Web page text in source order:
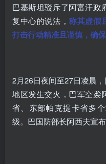
巴基斯坦驳斥了阿富汗政
复中心的说法，称其虚假
打击行动精准且谨慎，确
2月26日夜间至27日凌晨
地区发生交火，巴军空袭
省、东部帕克提卡省多
级。巴国防部长阿西夫宣布